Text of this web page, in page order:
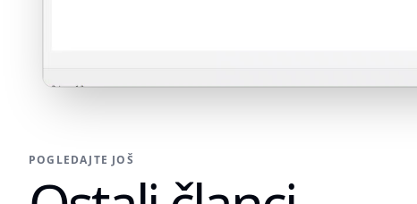
POGLEDAJTE JOŠ